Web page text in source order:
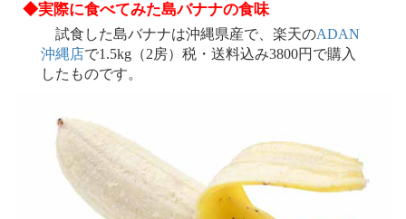
◆実際に食べてみた島バナナの食味
試食した島バナナは沖縄県産で、楽天のADAN
沖縄店で1.5kg（2房）税・送料込み3800円で購入
したものです。